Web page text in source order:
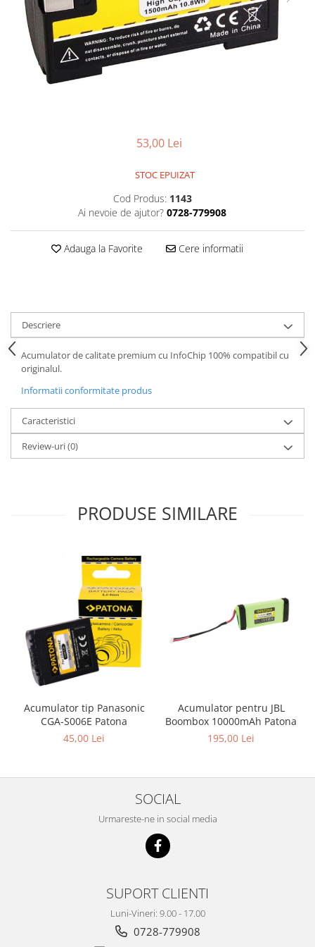
Smartwatch
53,00 Lei
STOC EPUIZAT
Cod Produs: 1143
Ai nevoie de ajutor? 0728-779908
Adauga la Favorite Cere informatii
Descriere
Acumulator de calitate premium cu InfoChip 100% compatibil cu
originalul.
Informatii conformitate produs
Caracteristici
Review-uri(0)
PRODUSE SIMILARE
Acumulator tip Panasonic
CGA-S006E Patona
45,00 Lei
Acumulator pentru JBL
Boombox 10000mAh Patona
195,00 Lei
SOCIAL
Urmareste-ne in social media
SUPORT CLIENTI
Luni-Vineri: 9.00 - 17.00
0728-779908